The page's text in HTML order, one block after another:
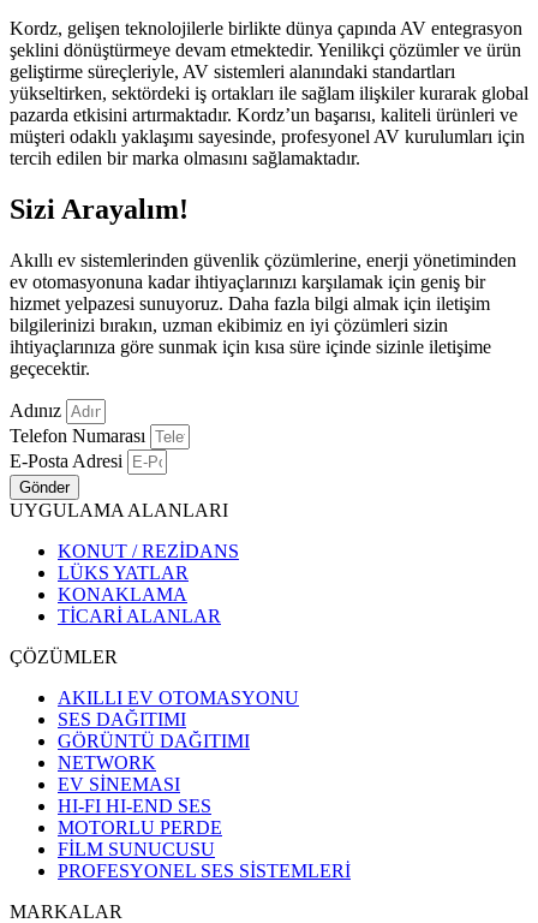
Kordz, gelişen teknolojilerle birlikte dünya çapında AV entegrasyon
şeklini dönüştürmeye devam etmektedir. Yenilikçi çözümler ve ürün
geliştirme süreçleriyle, AV sistemleri alanındaki standartları
yükseltirken, sektördeki iş ortakları ile sağlam ilişkiler kurarak global
pazarda etkisini artırmaktadır. Kordz’un başarısı, kaliteli ürünleri ve
müşteri odaklı yaklaşımı sayesinde, profesyonel AV kurulumları için
tercih edilen bir marka olmasını sağlamaktadır.
Sizi Arayalım!
Akıllı ev sistemlerinden güvenlik çözümlerine, enerji yönetiminden
ev otomasyonuna kadar ihtiyaçlarınızı karşılamak için geniş bir
hizmet yelpazesi sunuyoruz. Daha fazla bilgi almak için iletişim
bilgilerinizi bırakın, uzman ekibimiz en iyi çözümleri sizin
ihtiyaçlarınıza göre sunmak için kısa süre içinde sizinle iletişime
geçecektir.
Adınız
Telefon Numarası
E-Posta Adresi
Gönder
UYGULAMA ALANLARI
KONUT / REZİDANS
LÜKS YATLAR
KONAKLAMA
TİCARİ ALANLAR
ÇÖZÜMLER
AKILLI EV OTOMASYONU
SES DAĞITIMI
GÖRÜNTÜ DAĞITIMI
NETWORK
EV SİNEMASI
HI-FI HI-END SES
MOTORLU PERDE
FİLM SUNUCUSU
PROFESYONEL SES SİSTEMLERİ
MARKALAR